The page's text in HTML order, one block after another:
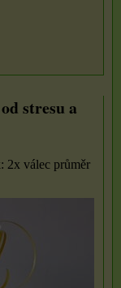
stresu a
2x válec průměr